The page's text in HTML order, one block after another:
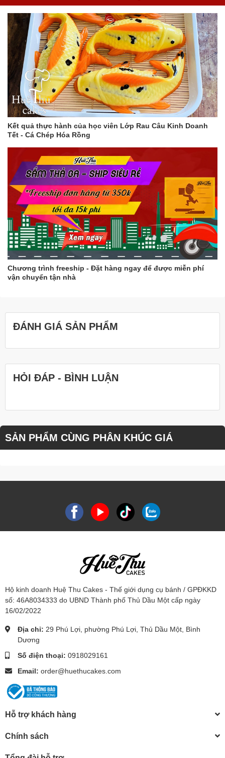
Kết quả thực hành của học viên Lớp Rau Câu Kinh Doanh
Tết - Cá Chép Hóa Rồng
Chương trình freeship - Đặt hàng ngay để được miễn phí
vận chuyển tận nhà
ĐÁNH GIÁ SẢN PHẨM
HỎI ĐÁP - BÌNH LUẬN
SẢN PHẨM CÙNG PHÂN KHÚC GIÁ
Hộ kinh doanh Huệ Thu Cakes - Thế giới dụng cụ bánh / GPĐKKD
số: 46A8034333 do UBND Thành phố Thủ Dầu Một cấp ngày
16/02/2022
Địa chỉ: 29 Phú Lợi, phường Phú Lợi, Thủ Dầu Một, Bình
Dương
Số điện thoại: 0918029161
Email: order@huethucakes.com
Hỗ trợ khách hàng
Chính sách